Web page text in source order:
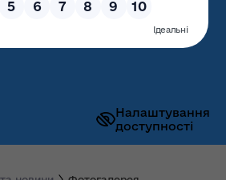
Налаштування
доступності
обласна
адміністрація